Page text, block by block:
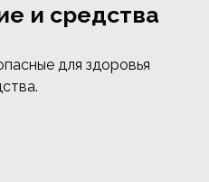
и средства
для здоровья